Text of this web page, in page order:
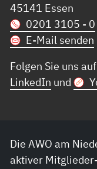
45141 Essen
0201 3105 - 0
E-Mail senden
Folgen Sie uns
LinkedIn und
Die AWO am
aktiver